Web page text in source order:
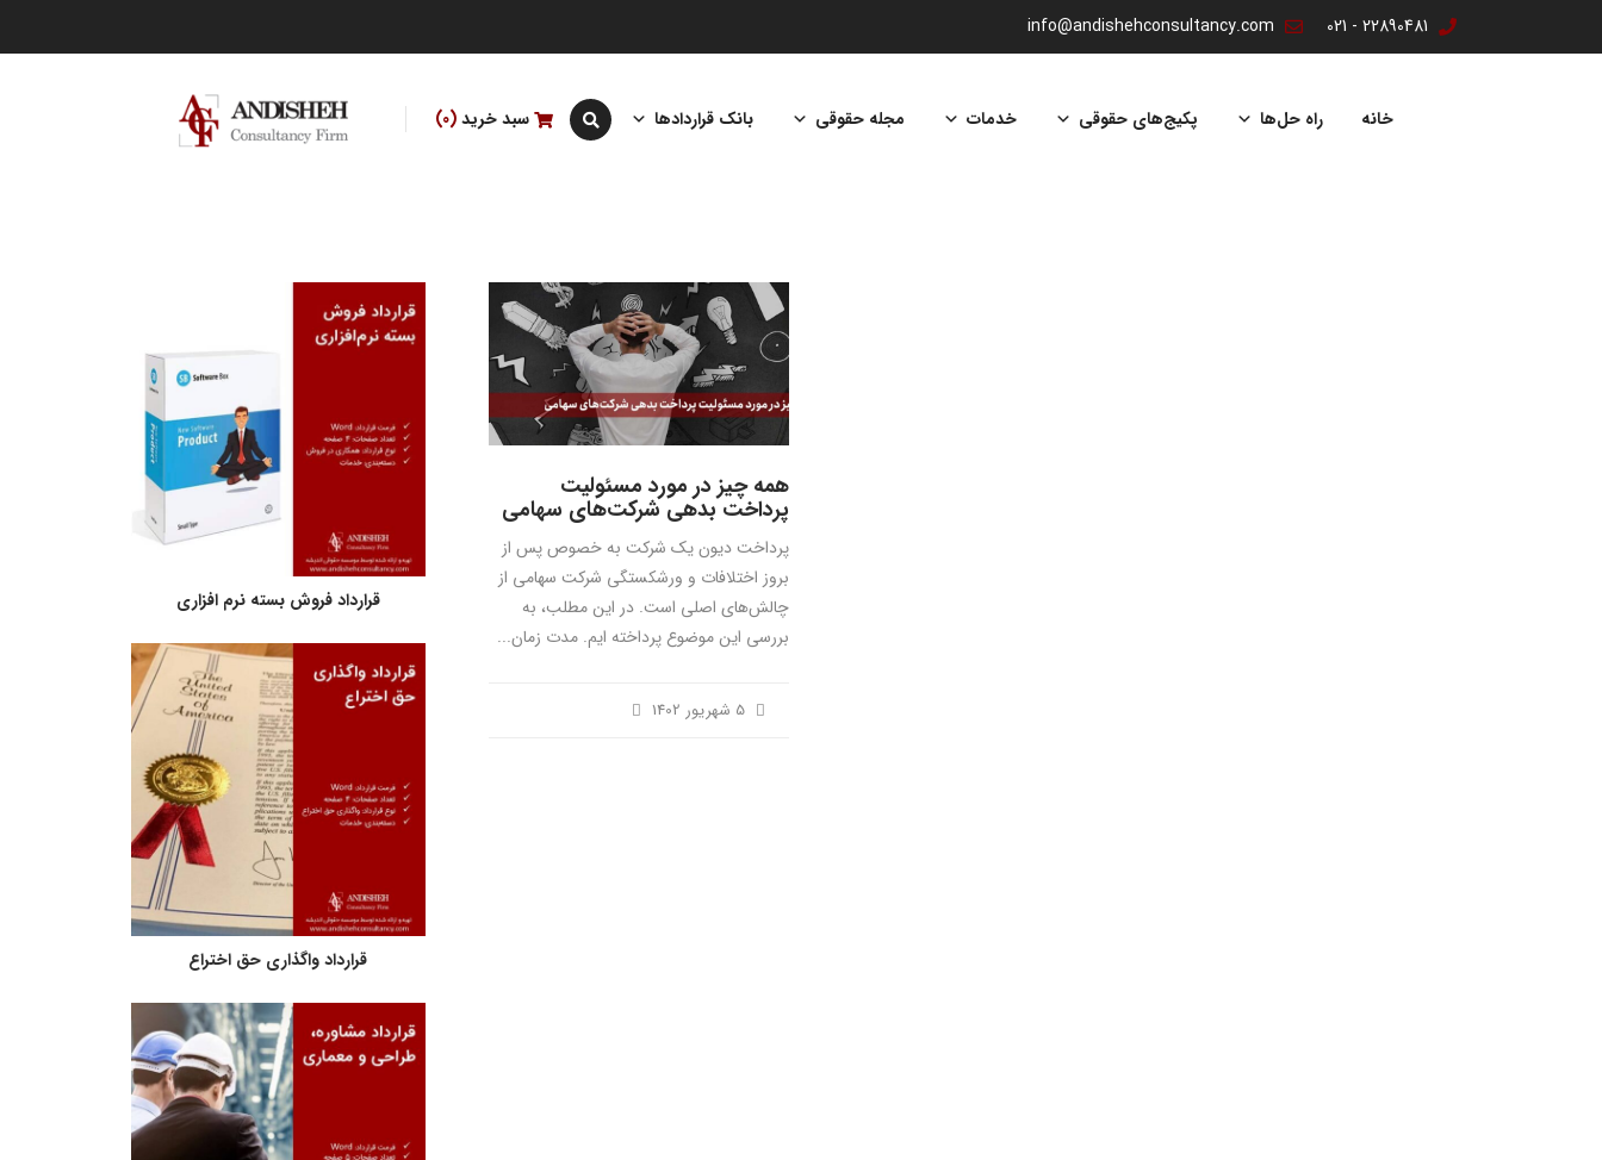
22890481 - 021
info@andishehconsultancy.com
سبد خرید 0
محتوا
خانه راه حل‌ها پکیج‌های حقوقی خدمات مجله حقوقی بانک قراردادها
همه چیز در مورد مسئولیت
پرداخت بدهی شرکت‌های سهامی
پرداخت دیون یک شرکت به خصوص پس از
بروز اختلافات و ورشکستگی شرکت سهامی از
چالش‌های اصلی است. در این مطلب، به
بررسی این موضوع پرداخته ایم. مدت زمان...
5 شهریور 1402
قرارداد فروش بسته نرم افزاری
قرارداد واگذاری حق اختراع